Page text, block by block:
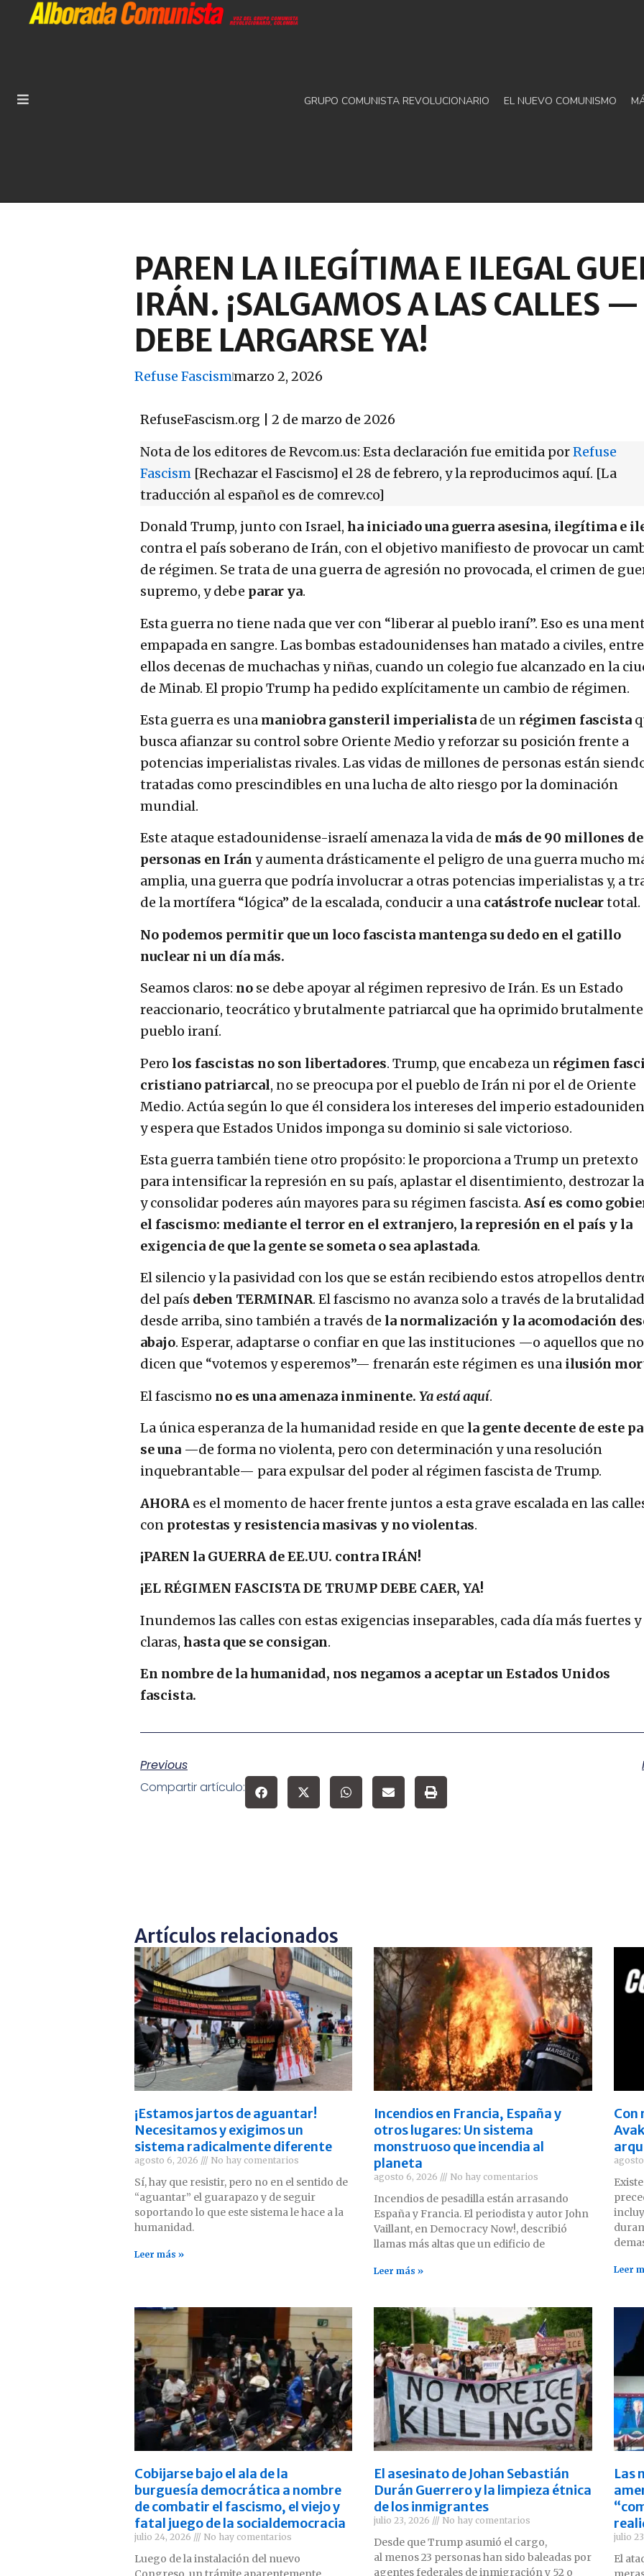
GRUPO COMUNISTA REVOLUCIONARIO EL NUEVO COMUNISMO
PAREN LA ILEGÍTIMA E ILEGAL
IRÁN. ¡SALGAMOS A LAS CALLES
DEBE LARGARSE YA!
Refuse Fascismmarzo 2, 2026
RefuseFascism.org | 2 de marzo de 2026
Nota de los editores de Revcom.us: Esta declaración fue emitida porRefuse
Fascism [Rechazar el Fascismo] el 28 de febrero, y la reproducimos aquí. [La
traducción al español es de comrev.co]
Donald Trump, junto con Israel, ha iniciado una guerra asesina, ilegítima e
contra el país soberano de Irán, con el objetivo manifiesto de provocar un
de régimen. Se trata de una guerra de agresión no provocada, el crimen de
supremo, y debe parar ya.
Esta guerra no tiene nada que ver con “liberar al pueblo iraní”. Eso es una
empapada en sangre. Las bombas estadounidenses han matado a civiles, entre
ellos decenas de muchachas y niñas, cuando un colegio fue alcanzado en la
de Minab. El propio Trump ha pedido explícitamente un cambio de régimen.
Esta guerra es una maniobra gansteril imperialista de un régimen fascista
busca afianzar su control sobre Oriente Medio y reforzar su posición frente a
potencias imperialistas rivales. Las vidas de millones de personas están
tratadas como prescindibles en una lucha de alto riesgo por la dominación
mundial.
Este ataque estadounidense-israelí amenaza la vida de más de 90 millones de
personas en Irán y aumenta drásticamente el peligro de una guerra mucho
amplia, una guerra que podría involucrar a otras potencias imperialistas y, a
de la mortífera “lógica” de la escalada, conducir a una catástrofe nucleartotal.
No podemos permitir que un loco fascista mantenga su dedo en el gatillo
nuclear ni un día más.
Seamos claros: no se debe apoyar al régimen represivo de Irán. Es un Estado
reaccionario, teocrático y brutalmente patriarcal que ha oprimido
pueblo iraní.
Pero los fascistas no son libertadores. Trump, que encabeza un régimen
cristiano patriarcal, no se preocupa por el pueblo de Irán ni por el de Oriente
Medio. Actúa según lo que él considera los intereses del imperio
y espera que Estados Unidos imponga su dominio si sale victorioso.
Esta guerra también tiene otro propósito: le proporciona a Trump un pretexto
para intensificar la represión en su país, aplastar el disentimiento, destrozar
y consolidar poderes aún mayores para su régimen fascista. Así es como
el fascismo: mediante el terror en el extranjero, la represión en el país y la
exigencia de que la gente se someta o sea aplastada.
El silencio y la pasividad con los que se están recibiendo estos atropellos
del país deben TERMINAR. El fascismo no avanza solo a través de la brutalidad
desde arriba, sino también a través de la normalización y la acomodación
abajo. Esperar, adaptarse o confiar en que las instituciones —o aquellos que
dicen que “votemos y esperemos”— frenarán este régimen es una ilusión
El fascismo no es una amenaza inminente. Ya está aquí.
La única esperanza de la humanidad reside en que la gente decente de este
se una —de forma no violenta, pero con determinación y una resolución
inquebrantable— para expulsar del poder al régimen fascista de Trump.
AHORA es el momento de hacer frente juntos a esta grave escalada en las
con protestas y resistencia masivas y no violentas.
¡PAREN la GUERRA de EE.UU. contra IRÁN!
¡EL RÉGIMEN FASCISTA DE TRUMP DEBE CAER, YA!
Inundemos las calles con estas exigencias inseparables, cada día más fuertes y
claras, hasta que se consigan.
En nombre de la humanidad, nos negamos a aceptar un Estados Unidos
fascista.
Previous
Compartir artículo:
Artículos relacionados
¡Estamos jartos de aguantar!
Necesitamos y exigimos un
sistema radicalmente diferente
agosto 6, 2026 No hay comentarios
Sí, hay que resistir, pero no en el sentido de
“aguantar” el guarapazo y de seguir
soportando lo que este sistema le hace a la
humanidad.
Leer más »
Incendios en Francia, España y
otros lugares: Un sistema
monstruoso que incendia al
planeta
agosto 6, 2026 No hay comentarios
Incendios de pesadilla están arrasando
España y Francia. El periodista y autor John
Vaillant, en Democracy Now!, describió
llamas más altas que un edificio de
Leer más »
Con
Leer
Cobijarse bajo el ala de la
burguesía democrática a nombre
de combatir el fascismo, el viejo y
fatal juego de la socialdemocracia
julio 24, 2026 No hay comentarios
Luego de la instalación del nuevo
El asesinato de Johan Sebastián
Durán Guerrero y la limpieza étnica
de los inmigrantes
julio 23, 2026 No hay comentarios
Desde que Trump asumió el cargo,
al menos 23 personas han sido baleadas por
agentes federales de inmigración y 52 o
Las
julio
El